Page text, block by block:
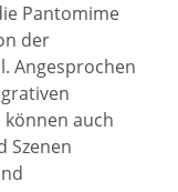
Pantomime
der
Angesprochen
auch
Szenen